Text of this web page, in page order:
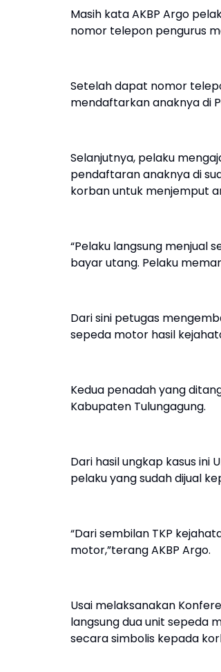
Masih kata AKBP Argo
nomor telepon pengurus
Setelah dapat nomor
mendaftarkan anaknya di
Selanjutnya, pelaku
pendaftaran anaknya di
korban untuk menjemput
“Pelaku langsung menjual
bayar utang. Pelaku
Dari sini petugas
sepeda motor hasil
Kedua penadah yang
Kabupaten Tulungagung.
Dari hasil ungkap kasus ini
pelaku yang sudah dijual
“Dari sembilan TKP
motor,”terang AKBP Argo.
Usai melaksanakan
langsung dua unit sepeda
secara simbolis kepada